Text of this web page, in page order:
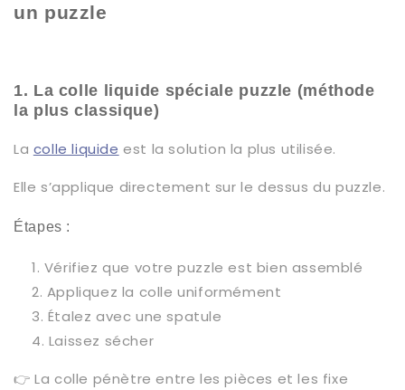
un puzzle
1. La colle liquide spéciale puzzle (méthode
la plus classique)
La colle liquide est la solution la plus utilisée.
Elle s’applique directement sur le dessus du puzzle.
Étapes :
Vérifiez que votre puzzle est bien assemblé
Appliquez la colle uniformément
Étalez avec une spatule
Laissez sécher
👉 La colle pénètre entre les pièces et les fixe